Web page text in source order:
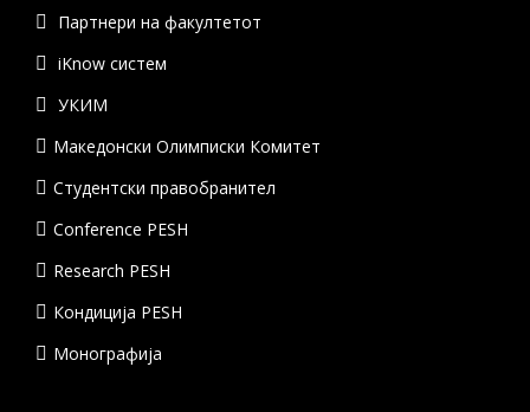
Партнери на факултетот
iKnow систем
УКИМ
Македонски Олимписки Комитет
Студентски правобранител
Conference PESH
Research PESH
Кондиција PESH
Монографија